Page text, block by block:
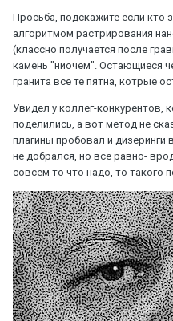
Просьба, подскажите если кто
алгоритмом растрирования
(классно получается после
камень "ниочем". Остающиеся
гранита все те пятна, котрые
Увидел у коллег-
поделились, а вот метод не
плагины пробовал и
не добрался, но все равно-
совсем то что надо, то такого